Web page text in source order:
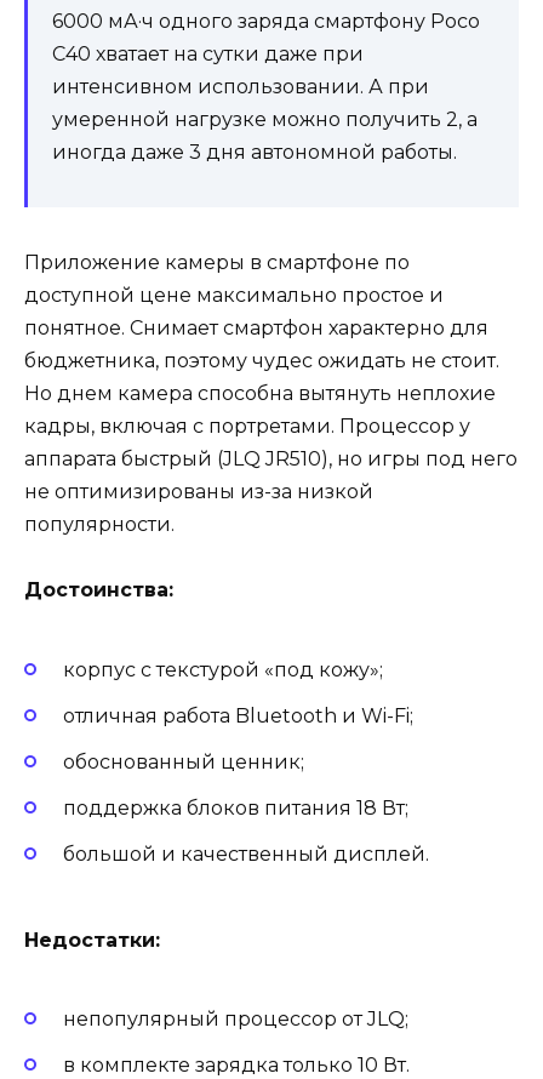
6000 мА·ч одного заряда смартфону Poco
C40 хватает на сутки даже при
интенсивном использовании. А при
умеренной нагрузке можно получить 2, а
иногда даже 3 дня автономной работы.
Приложение камеры в смартфоне по
доступной цене максимально простое и
понятное. Снимает смартфон характерно для
бюджетника, поэтому чудес ожидать не стоит.
Но днем камера способна вытянуть неплохие
кадры, включая с портретами. Процессор у
аппарата быстрый (JLQ JR510), но игры под него
не оптимизированы из-за низкой
популярности.
Достоинства:
корпус с текстурой «под кожу»;
отличная работа Bluetooth и Wi-Fi;
обоснованный ценник;
поддержка блоков питания 18 Вт;
большой и качественный дисплей.
Недостатки:
непопулярный процессор от JLQ;
в комплекте зарядка только 10 Вт.